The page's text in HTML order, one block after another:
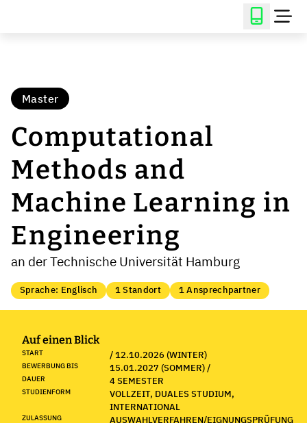
Master
Computational
Methods and
Machine Learning in
Engineering
an der Technische Universität Hamburg
Sprache: Englisch 1 Standort 1 Ansprechpartner
Auf einen Blick
START / 12.10.2026 (WINTER)
BEWERBUNG BIS 15.01.2027 (SOMMER) /
DAUER 4 SEMESTER
STUDIENFORM
VOLLZEIT, DUALES STUDIUM,
INTERNATIONAL
ZULASSUNG AUSWAHLVERFAHREN/EIGNUNGSPRÜFUNG